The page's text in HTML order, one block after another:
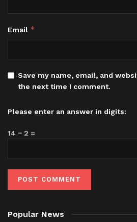
Email *
Save my name, email, and
the next time I comment.
Please enter an answer in digits:
14 − 2 =
Popular News